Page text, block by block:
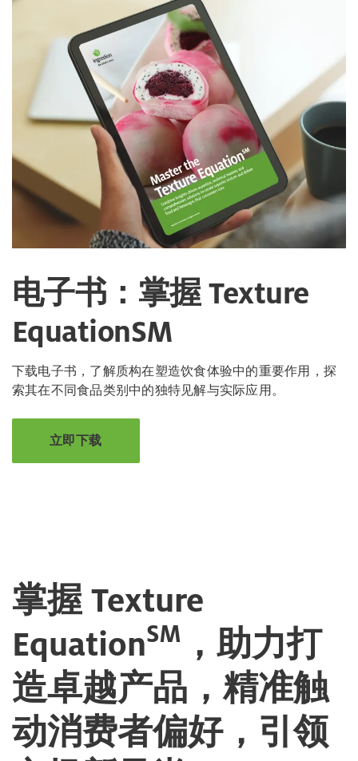
电子书：掌握 Texture
EquationSM
下载电子书，了解质构在塑造饮食体验中的重要作用，探
索其在不同食品类别中的独特见解与实际应用。
立即下载
掌握 Texture
EquationSM ，助力打
造卓越产品，精准触
动消费者偏好，引领